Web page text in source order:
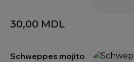
30,00 MDL
Schweppes mojito